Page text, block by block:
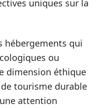
uniques sur la
hébergements qui
ou
dimension éthique
tourisme durable
attention